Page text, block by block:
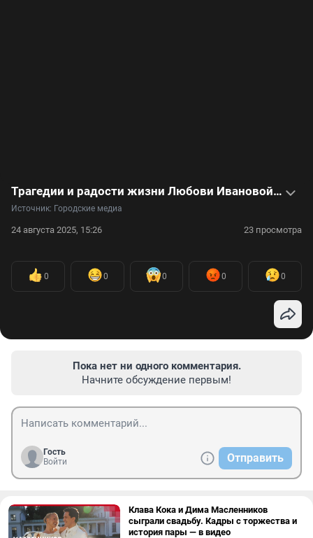
Трагедии и радости жизни Любови Ивановой — Шурочки из «Служебного романа»: видео
Источник: Городские медиа
24 августа 2025, 15:26 23 просмотра
0 0 0 0 0
Пока нет ни одного комментария.
Начните обсуждение первым!
Гость
Войти
Отправить
Клава Кока и Дима Масленников
сыграли свадьбу. Кадры с торжества и
история пары — в видео